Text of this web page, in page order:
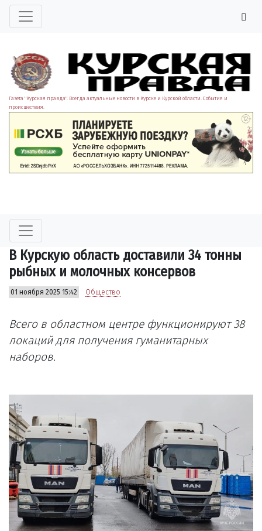
Газета "Курская правда". Всегда актуальные новости в Курске и Курской области. События и
происшествия.
В Курскую область доставили 34 тонны
рыбных и молочных консервов
01 ноября 2025 15:42 Общество
Всего в областном центре функционируют 38
локаций для получения гуманитарных
наборов.